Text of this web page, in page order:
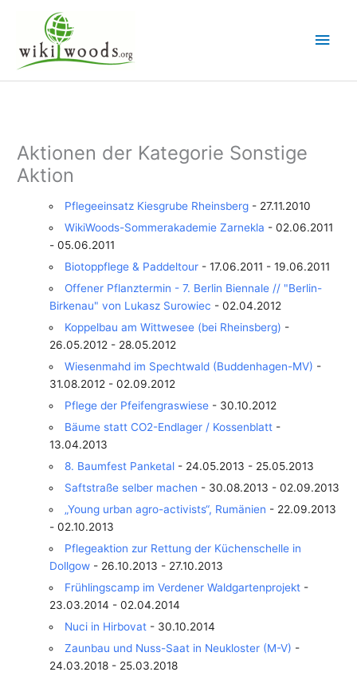
springen
Aktionen der Kategorie Sonstige
Aktion
Pflegeeinsatz Kiesgrube Rheinsberg- 27.11.2010
WikiWoods-Sommerakademie Zarnekla - 02.06.2011
- 05.06.2011
Biotoppflege & Paddeltour- 17.06.2011 - 19.06.2011
Offener Pflanztermin - 7. Berlin Biennale // "Berlin-
Birkenau" von Lukasz Surowiec - 02.04.2012
Koppelbau am Wittwesee (bei Rheinsberg) -
26.05.2012 - 28.05.2012
Wiesenmahd im Spechtwald (Buddenhagen-MV) -
31.08.2012 - 02.09.2012
Pflege der Pfeifengraswiese- 30.10.2012
Bäume statt CO2-Endlager / Kossenblatt-
13.04.2013
8. Baumfest Panketal- 24.05.2013 - 25.05.2013
Saftstraße selber machen - 30.08.2013 - 02.09.2013
„Young urban agro-activists“, Rumänien - 22.09.2013
- 02.10.2013
Pflegeaktion zur Rettung der Küchenschelle in
Dollgow - 26.10.2013 - 27.10.2013
Frühlingscamp im Verdener Waldgartenprojekt-
23.03.2014 - 02.04.2014
Nuci in Hirbovat- 30.10.2014
Zaunbau und Nuss-Saat in Neukloster (M-V) -
24.03.2018 - 25.03.2018